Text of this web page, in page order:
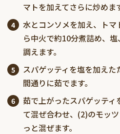
マトを加えてさらに炒めま
水とコンソメを加え、ト
ら中火で約10分煮詰め、
調えます。
スパゲッティを塩を加え
間通りに茹でます。
茹で上がったスパゲッテ
て混ぜ合わせ、(2)のモッ
っと混ぜます。